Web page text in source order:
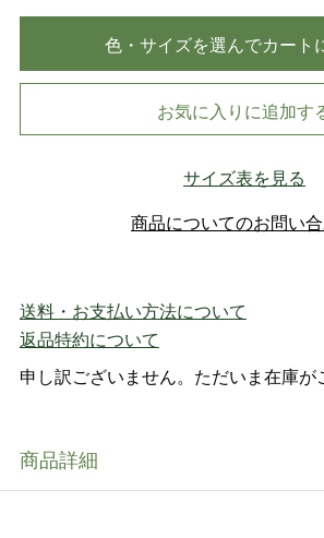
色・サイズを選んでカート
お気に入りに追加す
サイズ表を見る
商品についてのお問い
送料・お支払い方法について
返品特約について
申し訳ございません。ただいま在庫が
商品詳細